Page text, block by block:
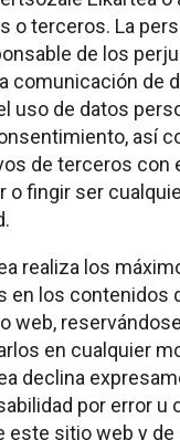
o terceros. La
de los
comunicación de
uso de datos
así
de terceros con
o fingir ser
realiza los
en los contenidos
web,
en cualquier
declina
por error u
este sitio web y de